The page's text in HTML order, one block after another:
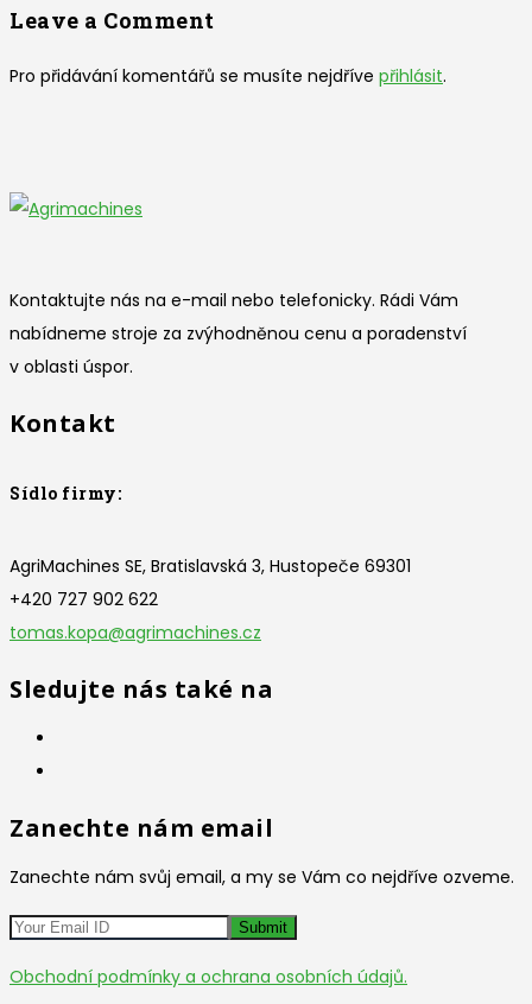
Leave a Comment
Pro přidávání komentářů se musíte nejdříve přihlásit.
Kontaktujte nás na e-mail nebo telefonicky. Rádi Vám
nabídneme stroje za zvýhodněnou cenu a poradenství
v oblasti úspor.
Kontakt
Sídlo firmy:
AgriMachines SE, Bratislavská 3, Hustopeče 69301
+420 727 902 622
tomas.kopa@agrimachines.cz
Sledujte nás také na
Zanechte nám email
Zanechte nám svůj email, a my se Vám co nejdříve ozveme.
Obchodní podmínky a ochrana osobních údajů.